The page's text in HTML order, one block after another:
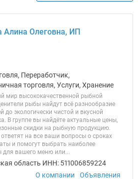
Алина Олеговна, ИП
Переработчик,
торговля, Услуги, Хранение
мир высококачественной рыбной
рыбы найдут всё разнообразие
до экологически чистой и вкусной
В группе вы найдёте актуальные цены,
скидки на рыбную продукцию.
на все ваши вопросы о сроках
и помогут выбрать наиболее
вашего меню или...
область ИНН: 511006859224
О компании
Объявления